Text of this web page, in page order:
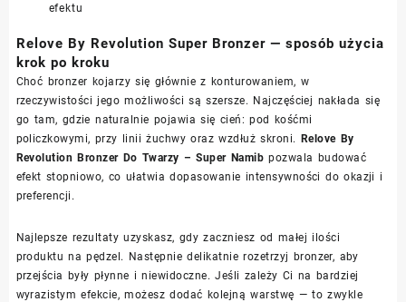
efektu
Relove By Revolution Super Bronzer — sposób użycia
krok po kroku
Choć bronzer kojarzy się głównie z konturowaniem, w
rzeczywistości jego możliwości są szersze. Najczęściej nakłada się
go tam, gdzie naturalnie pojawia się cień: pod kośćmi
policzkowymi, przy linii żuchwy oraz wzdłuż skroni. Relove By
Revolution Bronzer Do Twarzy – Super Namib pozwala budować
efekt stopniowo, co ułatwia dopasowanie intensywności do okazji i
preferencji.
Najlepsze rezultaty uzyskasz, gdy zaczniesz od małej ilości
produktu na pędzel. Następnie delikatnie rozetrzyj bronzer, aby
przejścia były płynne i niewidoczne. Jeśli zależy Ci na bardziej
wyrazistym efekcie, możesz dodać kolejną warstwę — to zwykle